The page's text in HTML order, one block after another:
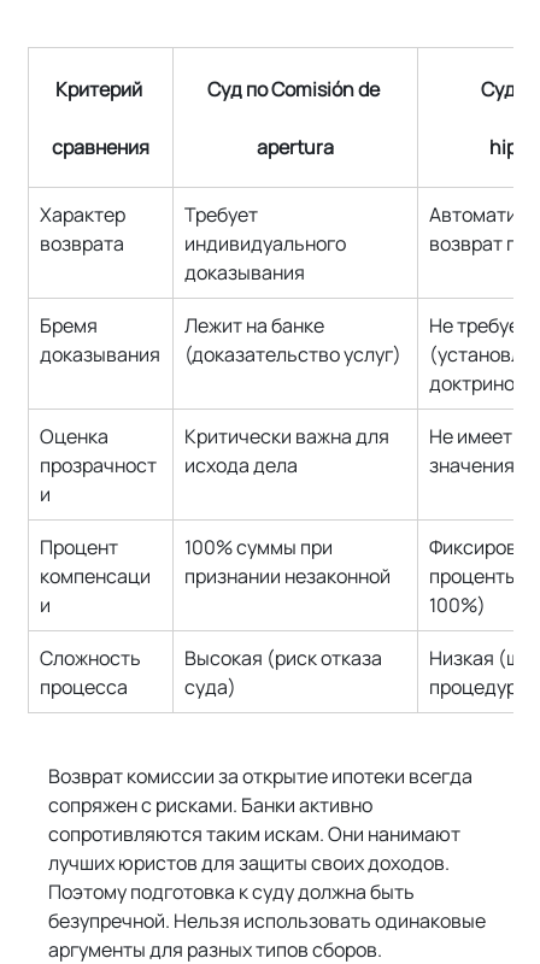
Критерий
сравнения
Суд по Comisión de
apertura
Суд
Характер
возврата
Требует
индивидуального
доказывания
возврат по
Бремя
доказывания
Лежит на банке
(доказательство услуг)
Не
доктриной)
Оценка
прозрачност
и
Критически важна для
исхода дела
Не имеет
значения
Процент
компенсаци
и
100% суммы при
признании незаконной
проценты
100%)
Сложность
процесса
Высокая (риск отказа
суда)
Низкая
процедура)
Возврат комиссии за открытие ипотеки всегда
сопряжен с рисками. Банки активно
сопротивляются таким искам. Они нанимают
лучших юристов для защиты своих доходов.
Поэтому подготовка к суду должна быть
безупречной. Нельзя использовать одинаковые
аргументы для разных типов сборов.